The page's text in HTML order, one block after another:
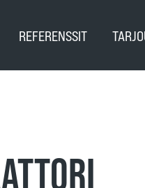
REFERENSSIT